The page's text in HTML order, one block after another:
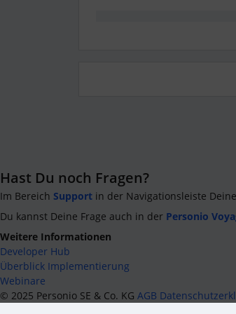
Hast Du noch Fragen?
Im Bereich Support in der Navigationsleiste
Du kannst Deine Frage auch in der Personio
Weitere Informationen
Developer Hub
Überblick Implementierung
Webinare
© 2025 Personio SE & Co. KG AGB